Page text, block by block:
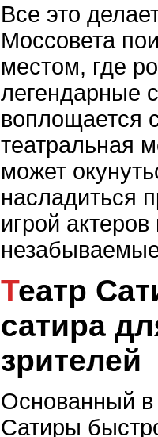
Все это
Моссовета
местом, где
легендарные
воплощается
театральная
может
насладиться
игрой
Театр Сатиры - юмор и
сатира
зрителей
Основанный в
Сатиры